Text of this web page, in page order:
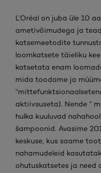
L’Oréal on juba üle 10
ametivõimudega ja
katsemeetodite
loomkatsete täieliku
katsetata enam
mida toodame ja
aktiivsuseta). Nende “
hulka kuuluvad
šampoonid. Avasime
keskuse, kus saame
nahamudeleid
ohutuskatsetes ja need